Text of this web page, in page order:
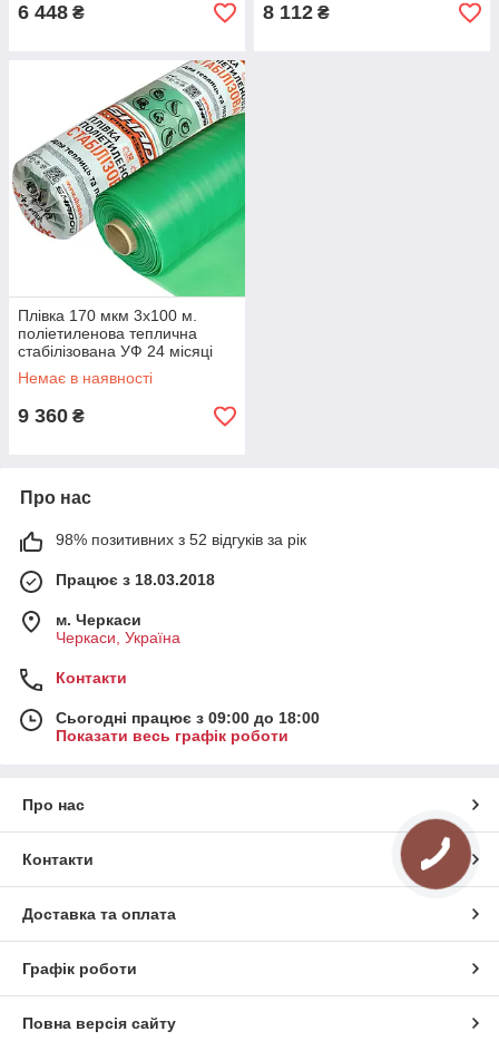
6 448 ₴ 8 112 ₴
Плівка 170 мкм 3х100 м.
поліетиленова теплична
стабілізована УФ 24 місяці
Немає в наявності
9 360 ₴
Про нас
98% позитивних з 52 відгуків за рік
Працює з 18.03.2018
м. Черкаси
Черкаси, Україна
Контакти
Сьогодні працює з 09:00 до 18:00
Показати весь графік роботи
Про нас
Контакти
Доставка та оплата
Графік роботи
Повна версія сайту